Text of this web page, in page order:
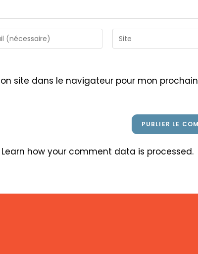
Saisir
l’URL
site
site dans le navigateur pour mon prochain
Learn how your comment data is processed.